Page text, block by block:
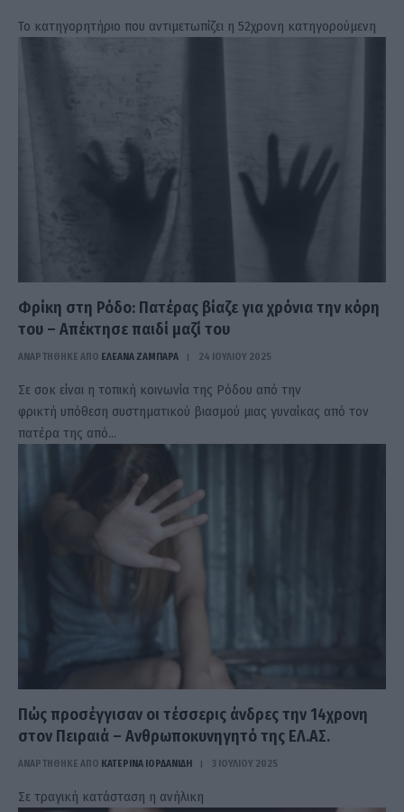
Το κατηγορητήριο που αντιμετωπίζει η 52χρονη κατηγορούμενη
Φρίκη στη Ρόδο: Πατέρας βίαζε για χρόνια την κόρη
του – Απέκτησε παιδί μαζί του
ΑΝΑΡΤΗΘΗΚΕ ΑΠΟ ΕΛΕΑΝΑ ΖΑΜΠΑΡΑ 24 ΙΟΥΛΊΟΥ 2025
Σε σοκ είναι η τοπική κοινωνία της Ρόδου από την
φρικτή υπόθεση συστηματικού βιασμού μιας γυναίκας από τον
πατέρα της από…
Πώς προσέγγισαν οι τέσσερις άνδρες την 14χρονη
στον Πειραιά – Ανθρωποκυνηγητό της ΕΛ.ΑΣ.
ΑΝΑΡΤΗΘΗΚΕ ΑΠΟ ΚΑΤΕΡΊΝΑ ΙΟΡΔΑΝΊΔΗ 3 ΙΟΥΛΊΟΥ 2025
Σε τραγική κατάσταση η ανήλικη